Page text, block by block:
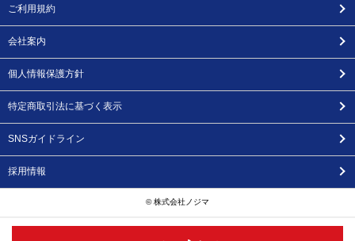
ご利用規約
会社案内
個人情報保護方針
特定商取引法に基づく表示
SNSガイドライン
採用情報
© 株式会社ノジマ